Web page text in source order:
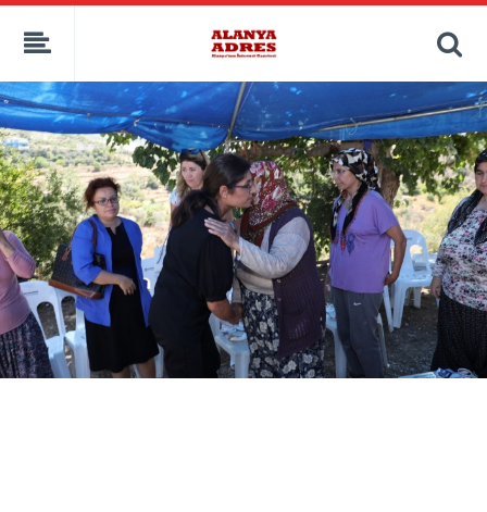
kaçak bahis
deneme bonusu
canlı bahis siteleri
deneme bonusu veren siteler
bahis siteleri
porno izle